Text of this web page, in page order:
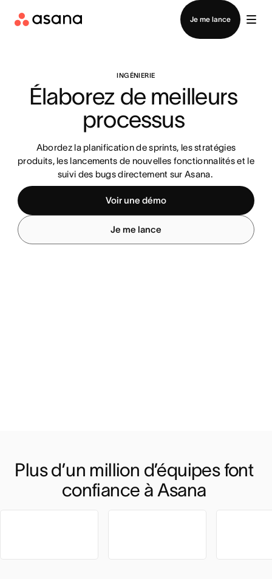
Je me lance
Contacter le service commercial
INGÉNIERIE
Élaborez de meilleurs
processus
Abordez la planification de sprints, les stratégies
produits, les lancements de nouvelles fonctionnalités et le
suivi des bugs directement sur Asana.
Voir une démo
Je me lance
Plus d’un million d’équipes font
confiance à Asana